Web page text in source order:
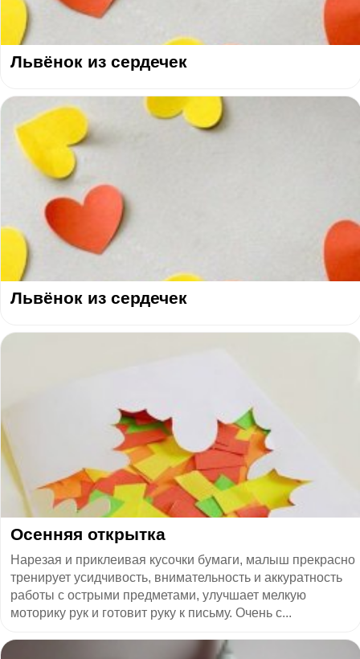
Львёнок из сердечек
Львёнок из сердечек
Осенняя открытка
Нарезая и приклеивая кусочки бумаги, малыш прекрасно
тренирует усидчивость, внимательность и аккуратность
работы с острыми предметами, улучшает мелкую
моторику рук и готовит руку к письму. Очень с...